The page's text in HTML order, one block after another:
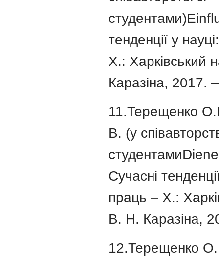
тенденції у
Х.: Харківський
Каразіна, 2017.
11.Терещенко
В. (у
Сучасні
праць – Х.:
В. Н. Каразіна,
12.Терещенко